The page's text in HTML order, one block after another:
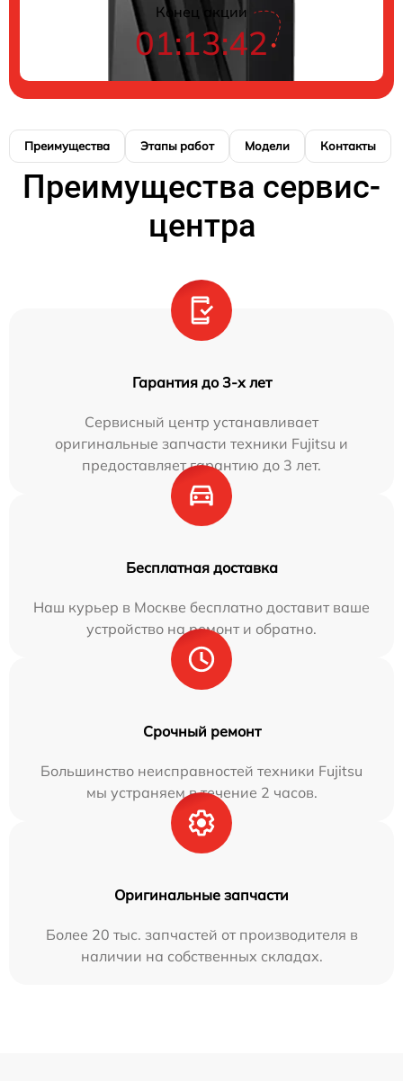
Конец акции
01:13:42
Преимущества Этапы работ Модели Контакты
Преимущества сервис-
центра
Гарантия до 3-х лет
Сервисный центр устанавливает
оригинальные запчасти техники Fujitsu и
предоставляет гарантию до 3 лет.
Бесплатная доставка
Наш курьер в Москве бесплатно доставит ваше
устройство на ремонт и обратно.
Срочный ремонт
Большинство неисправностей техники Fujitsu
мы устраняем в течение 2 часов.
Оригинальные запчасти
Более 20 тыс. запчастей от производителя в
наличии на собственных складах.